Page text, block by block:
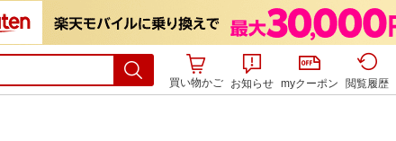
買い物かご お知らせ myクーポン 閲覧履歴